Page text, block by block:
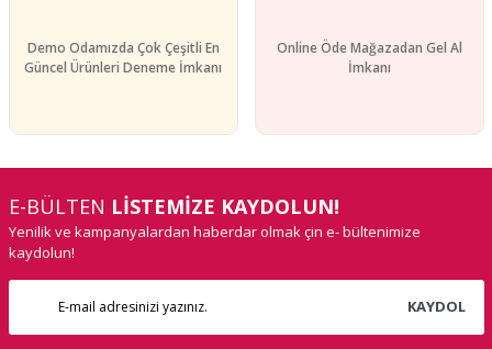
Demo Odamızda Çok Çeşitli En
Güncel Ürünleri Deneme İmkanı
Online Öde Mağazadan Gel Al
İmkanı
E-BÜLTEN LİSTEMİZE KAYDOLUN!
Yenilik ve kampanyalardan haberdar olmak çin e- bültenimize
kaydolun!
KAYDOL